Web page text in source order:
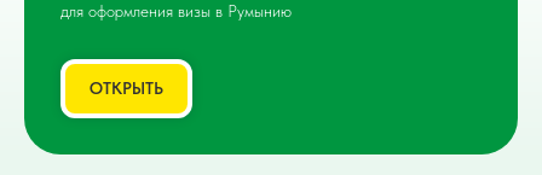
для оформления визы в Румынию
ОТКРЫТЬ